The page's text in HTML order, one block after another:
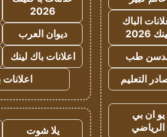
الباك
2026
طب
التعليم
يو ان بي
الرياضي
2026
ديوان العرب
اعلانات باك لينك
اعلانات
يلا شوت